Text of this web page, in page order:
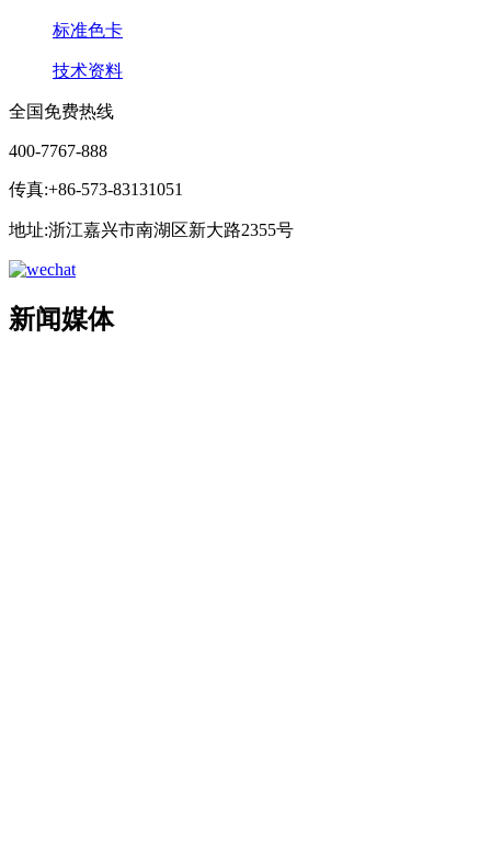
标准色卡
技术资料
全国免费热线
400-7767-888
传真:+86-573-83131051
地址:浙江嘉兴市南湖区新大路2355号
新闻媒体